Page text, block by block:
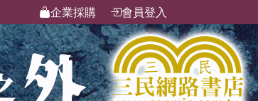
企業採購 會員登入